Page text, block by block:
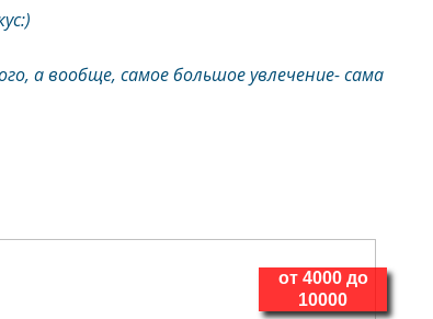
а вообще, самое большое увлечение- сама
от 4000 до
10000